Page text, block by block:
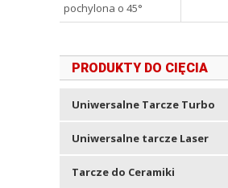
pochylona o 45°
PRODUKTY DO CIĘCIA
Uniwersalne Tarcze Turbo
Uniwersalne tarcze Laser
Tarcze do Ceramiki